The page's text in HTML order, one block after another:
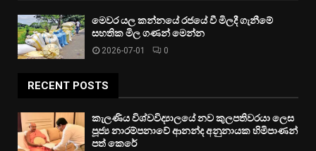
මෙවර යල කන්නයේ රජයේ වී මිලදී ගැනීමේ
සහතික මිල ගණන් මෙන්න
2026-07-01 0
RECENT POSTS
කැලණිය විශ්වවිද්‍යාලයේ නව කුලපතිවරයා ලෙස
පූජ්‍ය නාරම්පනාවේ ආනන්ද අනුනායක හිමිපාණන්
පත් කෙරේ